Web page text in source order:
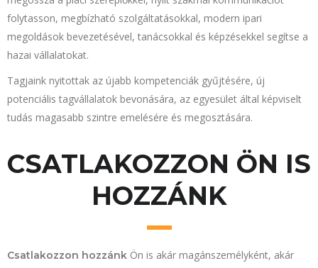
folytasson, megbízható szolgáltatásokkal, modern ipari
megoldások bevezetésével, tanácsokkal és képzésekkel segítse a
hazai vállalatokat.
Tagjaink nyitottak az újabb kompetenciák gyűjtésére, új
potenciális tagvállalatok bevonására, az egyesület által képviselt
tudás magasabb szintre emelésére és megosztására.
CSATLAKOZZON ÖN IS
HOZZÁNK
Csatlakozzon hozzánk Ön is akár magánszemélyként, akár